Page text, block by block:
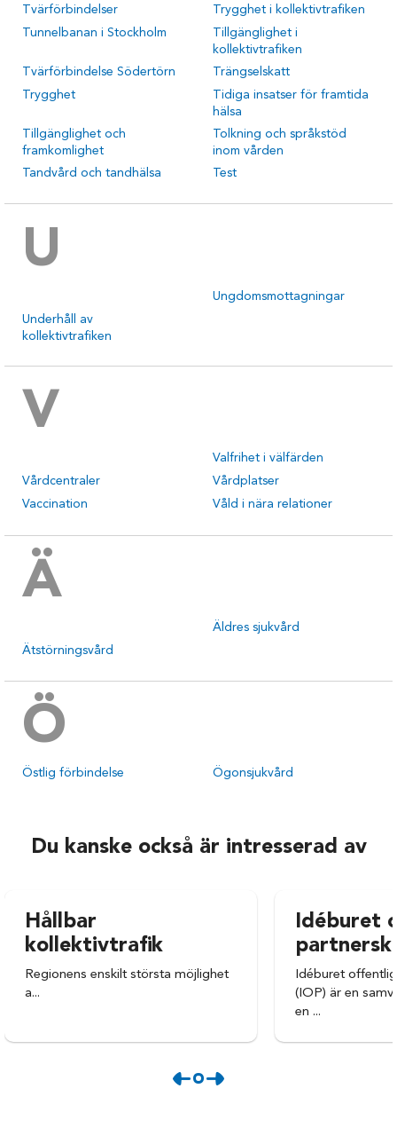
Tvärförbindelser
Trygghet i kollektivtrafiken
Tunnelbanan i Stockholm
Tillgänglighet i
kollektivtrafiken
Tvärförbindelse Södertörn
Trängselskatt
Trygghet
Tidiga insatser för framtida
hälsa
Tillgänglighet och
framkomlighet
Tolkning och språkstöd
inom vården
Tandvård och tandhälsa
Test
U
Ungdomsmottagningar
Underhåll av
kollektivtrafiken
V
Valfrihet i välfärden
Vårdcentraler
Vårdplatser
Vaccination
Våld i nära relationer
Ä
Äldres sjukvård
Ätstörningsvård
Ö
Östlig förbindelse Ögonsjukvård
Du kanske också är intresserad av
Hållbar
kollektivtrafik
Regionens enskilt största möjlighet
a...
Idéburet
Idéburet
(IOP) är en
en ...